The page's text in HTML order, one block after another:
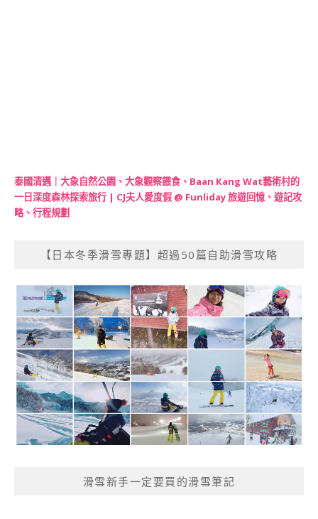
泰國清邁｜大象自然公園、大象觀察餵食、Baan Kang Wat藝術村的
一日深度森林探索旅行 | CJ夫人愛度假 @ Funliday 旅遊回憶、遊記攻
略、行程規劃
【日本冬季滑雪專題】超過50篇自助滑雪攻略
滑雪新手一定要買的滑雪筆記